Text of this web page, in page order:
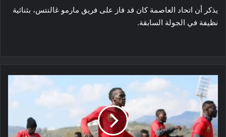
يذكر أن اتحاد العاصمة كان قد فاز على فريق مارمو غالنتس، بثنائية
نظيفة في الجولة السابقة.
دوري
أبطال
إفريقيا:
المريخ
السوداني
يحل